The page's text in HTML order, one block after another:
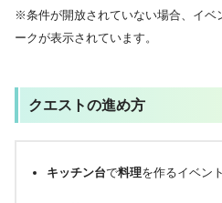
※条件が開放されていない場合、イベ
ークが表示されています。
クエストの進め方
キッチン台で料理を作るイベン